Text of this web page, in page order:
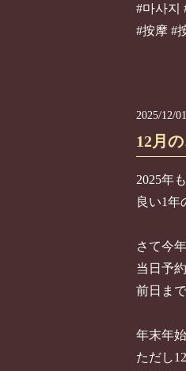
#마사지
#按摩 #
2025/12/01
12月
2025年
良い1年
さて今
当日予
前日ま
年末年
ただし